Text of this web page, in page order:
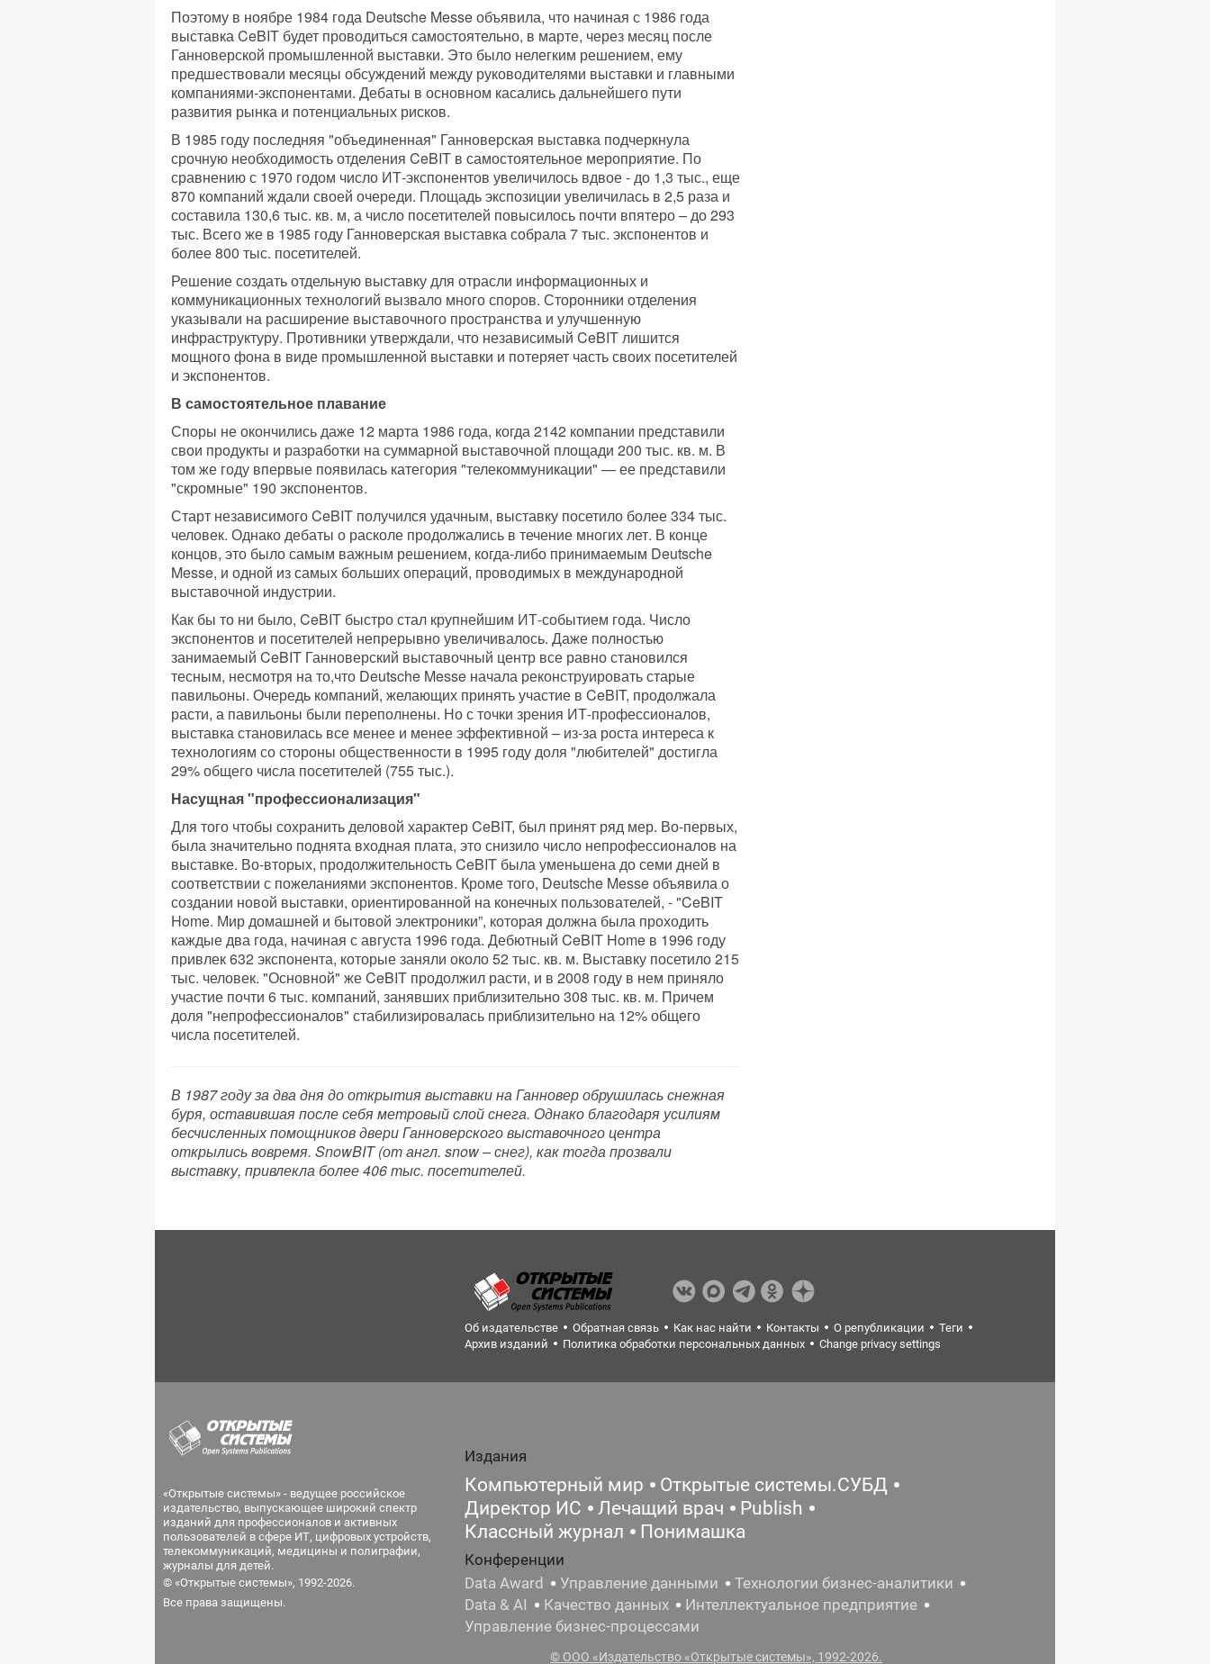
Поэтому в ноябре 1984 года Deutsche Messe объявила, что начиная с 1986 года
выставка CeBIT будет проводиться самостоятельно, в марте, через месяц после
Ганноверской промышленной выставки. Это было нелегким решением, ему
предшествовали месяцы обсуждений между руководителями выставки и главными
компаниями-экспонентами. Дебаты в основном касались дальнейшего пути
развития рынка и потенциальных рисков.
В 1985 году последняя "объединенная" Ганноверская выставка подчеркнула
срочную необходимость отделения CeBIT в самостоятельное мероприятие. По
сравнению с 1970 годом число ИТ-экспонентов увеличилось вдвое - до 1,3 тыс., еще
870 компаний ждали своей очереди. Площадь экспозиции увеличилась в 2,5 раза и
составила 130,6 тыс. кв. м, а число посетителей повысилось почти впятеро – до 293
тыс. Всего же в 1985 году Ганноверская выставка собрала 7 тыс. экспонентов и
более 800 тыс. посетителей.
Решение создать отдельную выставку для отрасли информационных и
коммуникационных технологий вызвало много споров. Сторонники отделения
указывали на расширение выставочного пространства и улучшенную
инфраструктуру. Противники утверждали, что независимый CeBIT лишится
мощного фона в виде промышленной выставки и потеряет часть своих посетителей
и экспонентов.
В самостоятельное плавание
Споры не окончились даже 12 марта 1986 года, когда 2142 компании представили
свои продукты и разработки на суммарной выставочной площади 200 тыс. кв. м. В
том же году впервые появилась категория "телекоммуникации" — ее представили
"скромные" 190 экспонентов.
Старт независимого CeBIT получился удачным, выставку посетило более 334 тыс.
человек. Однако дебаты о расколе продолжались в течение многих лет. В конце
концов, это было самым важным решением, когда-либо принимаемым Deutsche
Messe, и одной из самых больших операций, проводимых в международной
выставочной индустрии.
Как бы то ни было, CeBIT быстро стал крупнейшим ИТ-событием года. Число
экспонентов и посетителей непрерывно увеличивалось. Даже полностью
занимаемый CeBIT Ганноверский выставочный центр все равно становился
тесным, несмотря на то,что Deutsche Messe начала реконструировать старые
павильоны. Очередь компаний, желающих принять участие в CeBIT, продолжала
расти, а павильоны были переполнены. Но с точки зрения ИТ-профессионалов,
выставка становилась все менее и менее эффективной – из-за роста интереса к
технологиям со стороны общественности в 1995 году доля "любителей" достигла
29% общего числа посетителей (755 тыс.).
Насущная "профессионализация"
Для того чтобы сохранить деловой характер CeBIT, был принят ряд мер. Во-первых,
была значительно поднята входная плата, это снизило число непрофессионалов на
выставке. Во-вторых, продолжительность CeBIT была уменьшена до семи дней в
соответствии с пожеланиями экспонентов. Кроме того, Deutsche Messe объявила о
создании новой выставки, ориентированной на конечных пользователей, - "CeBIT
Home. Мир домашней и бытовой электроники”, которая должна была проходить
каждые два года, начиная с августа 1996 года. Дебютный CeBIT Home в 1996 году
привлек 632 экспонента, которые заняли около 52 тыс. кв. м. Выставку посетило 215
тыс. человек. "Основной" же CeBIT продолжил расти, и в 2008 году в нем приняло
участие почти 6 тыс. компаний, занявших приблизительно 308 тыс. кв. м. Причем
доля "непрофессионалов" стабилизировалась приблизительно на 12% общего
числа посетителей.
В 1987 году за два дня до открытия выставки на Ганновер обрушилась снежная
буря, оставившая после себя метровый слой снега. Однако благодаря усилиям
бесчисленных помощников двери Ганноверского выставочного центра
открылись вовремя. SnowBIT (от англ. snow – снег), как тогда прозвали
выставку, привлекла более 406 тыс. посетителей.
Об издательстве Обратная связь Как нас найти Контакты О републикации
Теги
Архив изданий
Политика обработки персональных данных Change privacy settings
«Открытые системы» - ведущее российское
издательство, выпускающее широкий спектр
изданий для профессионалов и активных
пользователей в сфере ИТ, цифровых устройств,
телекоммуникаций, медицины и полиграфии,
журналы для детей.
© «Открытые системы», 1992-2026.
Все права защищены.
Издания
Компьютерный мир
Открытые системы.СУБД
Директор ИС
Лечащий врач
Publish
Классный журнал
Понимашка
Конференции
Data Award
Управление данными
Технологии бизнес-аналитики
Data & AI
Качество данных
Интеллектуальное предприятие
Управление бизнес-процессами
© ООО «Издательство «Открытые системы», 1992-2026.